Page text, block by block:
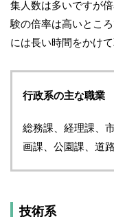
集人数は多いですが
験の倍率は高いとこ
には長い時間をかけ
行政系の主な職業
総務課、経理課、
画課、公園課、道
技術系